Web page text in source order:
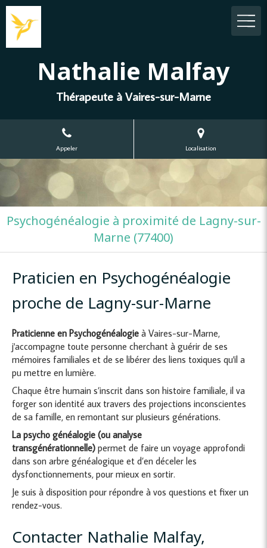
Nathalie Malfay
Thérapeute à Vaires-sur-Marne
Appeler Localisation
Psychogénéalogie à proximité de Lagny-sur-
Marne (77400)
Praticien en Psychogénéalogie
proche de Lagny-sur-Marne
Praticienne en Psychogénéalogie à Vaires-sur-Marne,
j'accompagne toute personne cherchant à guérir de ses
mémoires familiales et de se libérer des liens toxiques qu'il a
pu mettre en lumière.
Chaque être humain s’inscrit dans son histoire familiale, il va
forger son identité aux travers des projections inconscientes
de sa famille, en remontant sur plusieurs générations.
La psycho généalogie (ou analyse
transgénérationnelle) permet de faire un voyage approfondi
dans son arbre généalogique et d’en déceler les
dysfonctionnements, pour mieux en sortir.
Je suis à disposition pour répondre à vos questions et fixer un
rendez-vous.
Contacter Nathalie Malfay,